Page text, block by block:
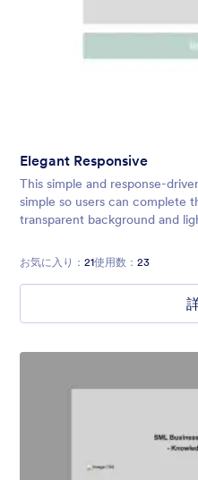
Elegant Responsive
This simple and response-
simple so users can complete
transparent background and
お気に入り： 21使用数： 23